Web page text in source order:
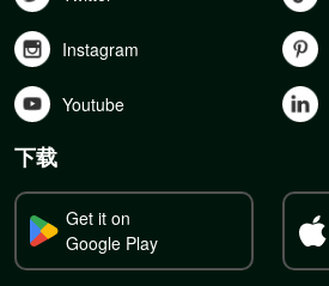
Instagram
Youtube
下载
Get it on
Google Play